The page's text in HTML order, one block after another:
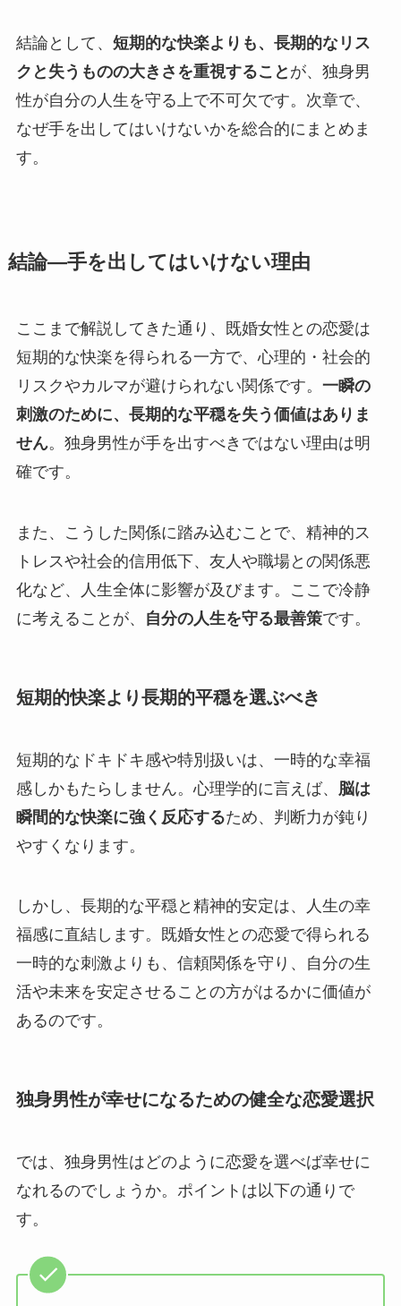
結論として、 短期的な快楽よりも、長期的なリス
クと失うものの大きさを重視すること が、独身男
性が自分の人生を守る上で不可欠です。次章で、
なぜ手を出してはいけないかを総合的にまとめま
す。
結論―手を出してはいけない理由
ここまで解説してきた通り、既婚女性との恋愛は
短期的な快楽を得られる一方で、心理的・社会的
リスクやカルマが避けられない関係です。 一瞬の
刺激のために、長期的な平穏を失う価値はありま
せん。独身男性が手を出すべきではない理由は明
確です。
また、こうした関係に踏み込むことで、精神的ス
トレスや社会的信用低下、友人や職場との関係悪
化など、人生全体に影響が及びます。ここで冷静
に考えることが、
自分の人生を守る最善策です。
短期的快楽より長期的平穏を選ぶべき
短期的なドキドキ感や特別扱いは、一時的な幸福
感しかもたらしません。心理学的に言えば、
脳は
瞬間的な快楽に強く反応するため、判断力が鈍り
やすくなります。
しかし、長期的な平穏と精神的安定は、人生の幸
福感に直結します。既婚女性との恋愛で得られる
一時的な刺激よりも、信頼関係を守り、自分の生
活や未来を安定させることの方がはるかに価値が
あるのです。
独身男性が幸せになるための健全な恋愛選択
では、独身男性はどのように恋愛を選べば幸せに
なれるのでしょうか。ポイントは以下の通りで
す。